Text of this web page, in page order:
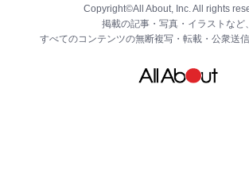
Copyright©All About, Inc. All rights
掲載の記事・写真・イラストなど、
すべてのコンテンツの無断複写・転載・公衆送信